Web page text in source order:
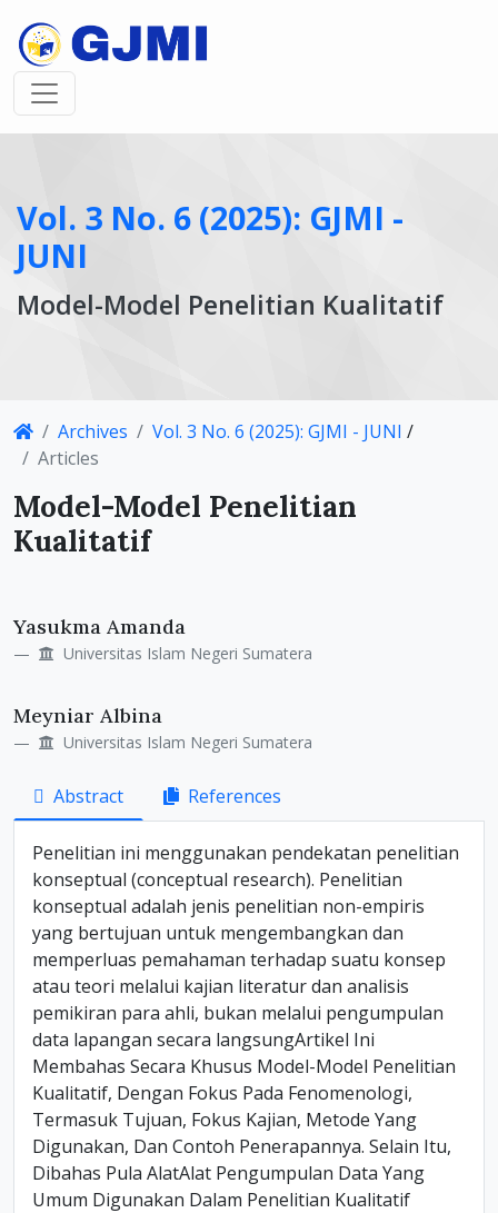
Vol. 3 No. 6 (2025): GJMI -
JUNI
Model-Model Penelitian Kualitatif
DetailsArchives Vol. 3 No. 6 (2025): GJMI - JUNI /
Articles
Model-Model Penelitian
Kualitatif
Article
Content
Yasukma Amanda
Universitas Islam Negeri Sumatera
Meyniar Albina
Universitas Islam Negeri Sumatera
Abstract References
Penelitian ini menggunakan pendekatan penelitian
konseptual (conceptual research). Penelitian
konseptual adalah jenis penelitian non-empiris
yang bertujuan untuk mengembangkan dan
memperluas pemahaman terhadap suatu konsep
atau teori melalui kajian literatur dan analisis
pemikiran para ahli, bukan melalui pengumpulan
data lapangan secara langsungArtikel Ini
Membahas Secara Khusus Model-Model Penelitian
Kualitatif, Dengan Fokus Pada Fenomenologi,
Termasuk Tujuan, Fokus Kajian, Metode Yang
Digunakan, Dan Contoh Penerapannya. Selain Itu,
Dibahas Pula AlatAlat Pengumpulan Data Yang
Umum Digunakan Dalam Penelitian Kualitatif